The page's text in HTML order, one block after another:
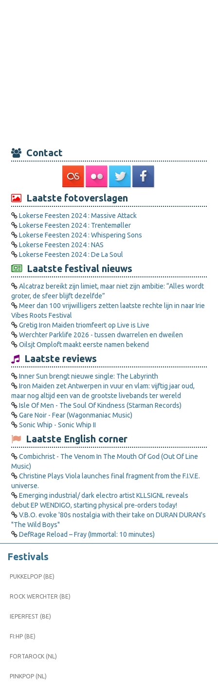
Contact
Laatste fotoverslagen
Lokerse Feesten 2024 : Massive Attack
Lokerse Feesten 2024 : Trentemøller
Lokerse Feesten 2024 : Whispering Sons
Lokerse Feesten 2024 : NAS
Lokerse Feesten 2024 : De La Soul
Laatste festival nieuws
Alcatraz bereikt zijn limiet, maar niet zijn ambitie: “Alles wordt
groter, de sfeer blijft dezelfde”
Meer dan 100 vrijwilligers zetten laatste rechte lijn in naar Irie
Vibes Roots Festival
Gretig Iron Maiden triomfeert op Live is Live
Werchter Parklife 2026 - tussen dwarrelen en dweilen
Oilsjt Omploft maakt eerste namen bekend
Laatste reviews
Inner Sun brengt nieuwe single: The Labyrinth
Iron Maiden zet Antwerpen in vuur en vlam: vijftig jaar oud,
maar nog altijd een van de grootste livebands ter wereld
Isle Of Men - The Soul Of Kindness (Starman Records)
Gare Noir - Fear (Wagonmaniac Music)
Sonic Whip - Sonic Whip II
Laatste English corner
Combichrist - The Venom In The Mouth Of God (Out Of Line
Music)
Christine Plays Viola launches final fragment from the F.I.V.E.
universe.
Emerging industrial/ dark electro artist KLLSIGNL reveals
debut EP WENDIGO, starting physical pre-orders today!
V.B.O. evoke '80s nostalgia with their take on DURAN DURAN's
"The Wild Boys"
DefRage Reload – Fray (Immortal: 10 minutes)
Festivals
PUKKELPOP (BE)
ROCK WERCHTER (BE)
IEPERFEST (BE)
FI:HP (BE)
FORTAROCK (NL)
PINKPOP (NL)